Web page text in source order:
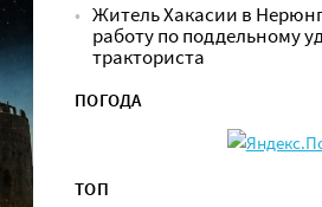
Житель Хакасии в
работу по поддельному
тракториста
ПОГОДА
ТОП